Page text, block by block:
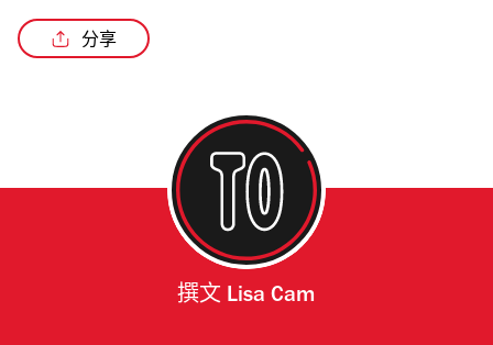
分享
撰文 Lisa Cam